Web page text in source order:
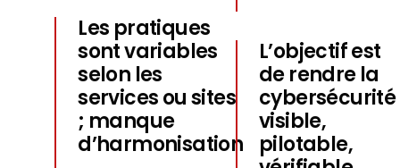
Les pratiques
sont variables
selon les
services ou sites
; manque
d’harmonisation
L’objectif est
de rendre la
cybersécurité
visible,
pilotable,